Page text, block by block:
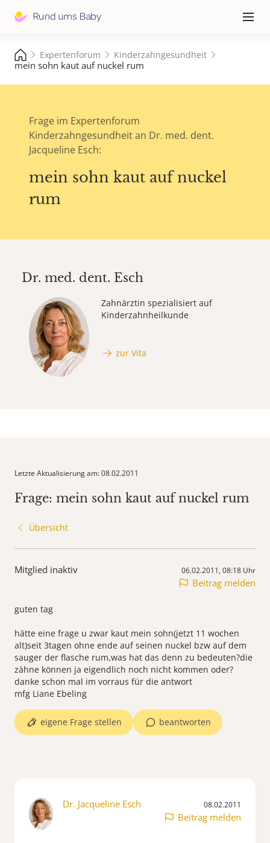
≡
Expertenforum Kinderzahngesundheit
mein sohn kaut auf nuckel rum
Frage im Expertenforum
Kinderzahngesundheit an Dr. med. dent.
Jacqueline Esch:
mein sohn kaut auf nuckel
rum
Dr. med. dent. Esch
Zahnärztin spezialisiert auf
Kinderzahnheilkunde
zur Vita
Letzte Aktualisierung am: 08.02.2011
Frage: mein sohn kaut auf nuckel rum
Übersicht
Mitglied inaktiv 06.02.2011, 08:18 Uhr
Beitrag melden
guten tag
hätte eine frage u zwar kaut mein sohn(jetzt 11 wochen
alt)seit 3tagen ohne ende auf seinen nuckel bzw auf dem
sauger der flasche rum,was hat das denn zu bedeuten?die
zähne können ja eigendlich noch nicht kommen oder?
danke schon mal im vorraus für die antwort
mfg Liane Ebeling
beantworten
eigene Frage stellen
Dr. Jacqueline Esch 08.02.2011
Beitrag melden